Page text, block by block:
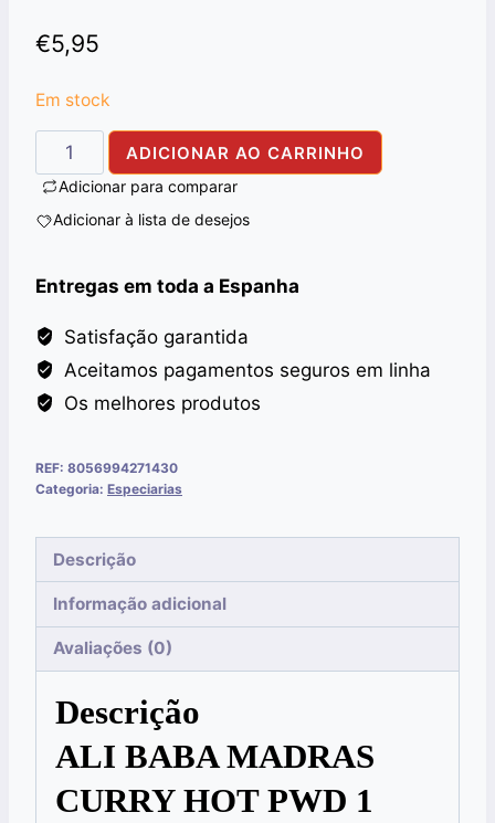
€5,95
Em stock
Quantidade
de
BABA
CURRY
HOT
PWD
1
KG
ADICIONAR AO CARRINHO
Adicionar para comparar
Adicionar à lista de desejos
Entregas em toda a Espanha
Satisfação garantida
Aceitamos pagamentos seguros em linha
Os melhores produtos
REF: 8056994271430
Categoria: Especiarias
Descrição
Informação adicional
Avaliações (0)
Descrição
ALI BABA MADRAS
CURRY HOT PWD 1